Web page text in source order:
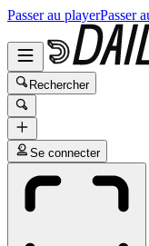
Passer au playerPasser
Rechercher
Se connecter